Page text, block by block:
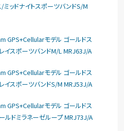
ッドナイトスポーツバンドS/M
GPS+Cellularモデル ゴールドス
イスポーツバンドM/L MRJ63J/A
GPS+Cellularモデル ゴールドス
イスポーツバンドS/M MRJ53J/A
GPS+Cellularモデル ゴールドス
ルドミラネーゼループ MRJ73J/A